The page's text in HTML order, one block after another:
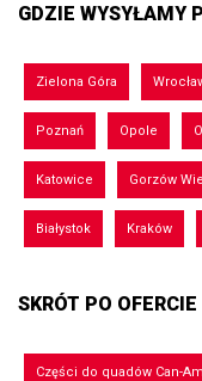
GDZIE WYSYŁAMY
Zielona Góra
Poznań Opole
Katowice Gorzów
Białystok Kraków
SKRÓT PO OFERCIE
Części do quadów Can-Am